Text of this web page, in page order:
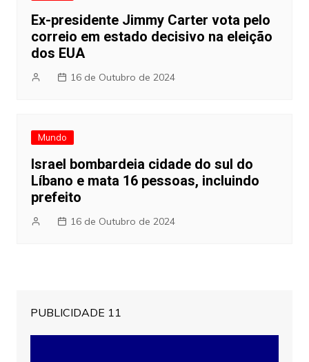
Ex-presidente Jimmy Carter vota pelo
correio em estado decisivo na eleição
dos EUA
16 de Outubro de 2024
Mundo
Israel bombardeia cidade do sul do
Líbano e mata 16 pessoas, incluindo
prefeito
16 de Outubro de 2024
PUBLICIDADE 11